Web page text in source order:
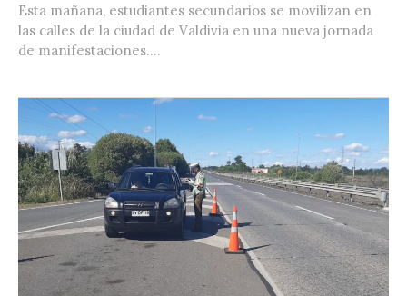
Esta mañana, estudiantes secundarios se movilizan en
las calles de la ciudad de Valdivia en una nueva jornada
de manifestaciones....